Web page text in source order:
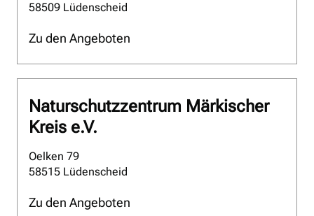
58509 Lüdenscheid
Zu den Angeboten
Naturschutzzentrum Märkischer
Kreis e.V.
Oelken 79
58515 Lüdenscheid
Zu den Angeboten